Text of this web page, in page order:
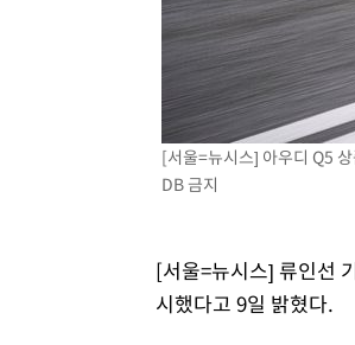
[서울=뉴시스] 아우디 Q5
DB 금지
[서울=뉴시스] 류인선
시했다고 9일 밝혔다.